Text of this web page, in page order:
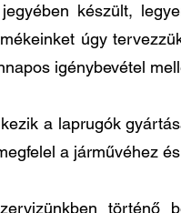
készült,
úgy
igénybevétel
a laprugók
a járművéhez